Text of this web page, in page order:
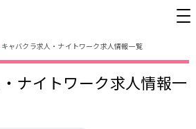
キャバクラ求人・ナイトワーク求人情報一覧
ナイトワーク求人情報一